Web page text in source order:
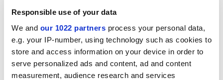
Responsible use of your data
We and our 1022 partners process your personal data,
e.g. your IP-number, using technology such as cookies to
store and access information on your device in order to
serve personalized ads and content, ad and content
measurement, audience research and services
Collezioni di interesse